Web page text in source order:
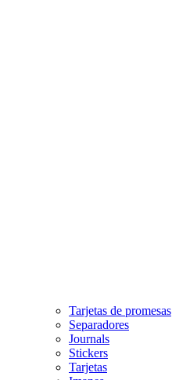
Tarjetas de promesas
Separadores
Journals
Stickers
Tarjetas